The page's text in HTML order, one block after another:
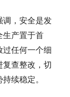
调，安全是发
生产置于首
过任何一个细
查整改，切
续稳定。